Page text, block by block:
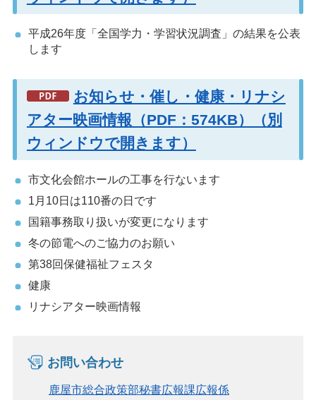
平成26年度「全国学力・学習状況調査」の結果を公表
します
お知らせ・催し・健康・リナシ
アター映画情報（PDF：574KB）（別
ウィンドウで開きます）
市文化会館ホールの工事を行ないます
1月10日は110番の日です
国籍事務取り扱いが変更になります
冬の節電へのご協力のお願い
第38回保健福祉フェスタ
健康
リナシアター映画情報
お問い合わせ
鹿屋市総合政策部秘書広報課広報係